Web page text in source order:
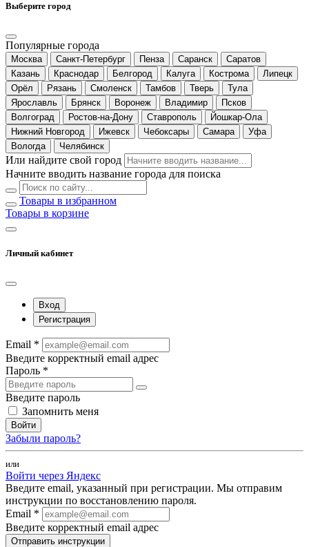
Выберите город
Популярные города
Москва Санкт-Петербург Пенза Саранск
Саратов
Казань
Краснодар Белгород Калуга Кострома
Липецк
Орёл
Рязань Смоленск Тамбов Тверь
Тула
Ярославль
Брянск Воронеж Владимир
Псков
Волгоград
Ростов-на-Дону Ставрополь
Йошкар-Ола
Нижний Новгород
Ижевск Чебоксары Самара
Уфа
Вологда
Челябинск
Или найдите свой город
Начните вводить название города для поиска
Товары в избранном
Товары в корзине
Личный кабинет
Вход
Регистрация
Email *
Введите корректный email адрес
Пароль *
Введите пароль
Запомнить меня
Войти
Забыли пароль?
или
Войти через Яндекс
Введите email, указанный при регистрации. Мы отправим
инструкции по восстановлению пароля.
Email *
Введите корректный email адрес
Отправить инструкции